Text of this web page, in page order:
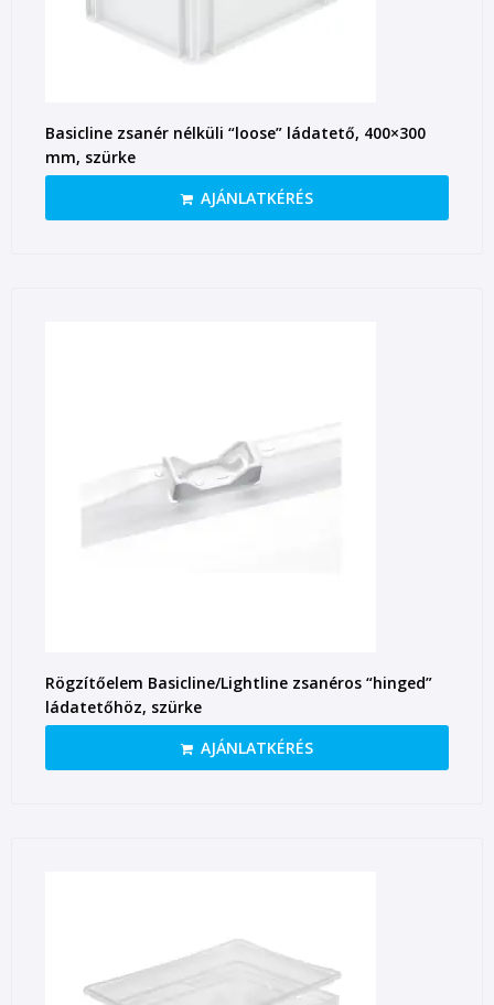
Basicline zsanér nélküli “loose” ládatető, 400×300
mm, szürke
AJÁNLATKÉRÉS
Rögzítőelem Basicline/Lightline zsanéros “hinged”
ládatetőhöz, szürke
AJÁNLATKÉRÉS